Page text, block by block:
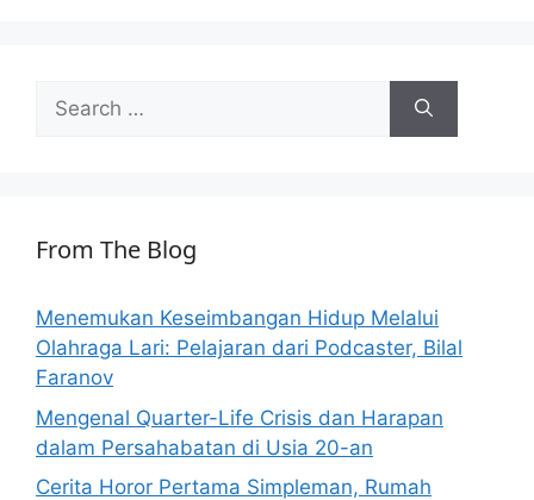
Search
for:
From The Blog
Menemukan Keseimbangan Hidup Melalui
Olahraga Lari: Pelajaran dari Podcaster, Bilal
Faranov
Mengenal Quarter-Life Crisis dan Harapan
dalam Persahabatan di Usia 20-an
Cerita Horor Pertama Simpleman, Rumah